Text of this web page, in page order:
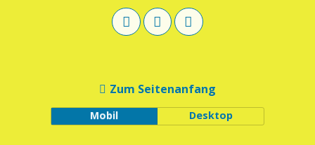
Zum Seitenanfang
Mobil Desktop